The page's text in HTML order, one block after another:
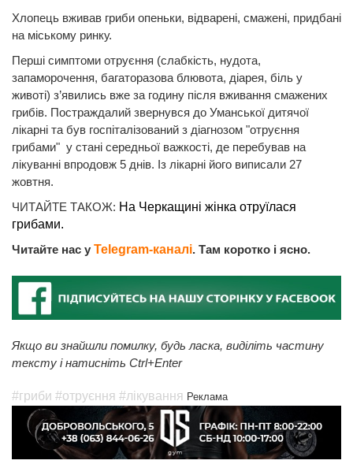
Хлопець вживав гриби опеньки, відварені, смажені, придбані
на міському ринку.
Перші симптоми отруєння (слабкість, нудота,
запаморочення, багаторазова блювота, діарея, біль у
животі) з’явились вже за годину після вживання смажених
грибів. Постраждалий звернувся до Уманської дитячої
лікарні та був госпіталізований з діагнозом "отруєння
грибами" у стані середньої важкості, де перебував на
лікуванні впродовж 5 днів. Із лікарні його виписали 27
жовтня.
ЧИТАЙТЕ ТАКОЖ: На Черкащині жінка отруїлася
грибами.
Читайте нас у Telegram-каналі. Там коротко і ясно.
Якщо ви знайшли помилку, будь ласка, виділіть частину
тексту і натисніть Ctrl+Enter
#гриби #отруєння #лікування Реклама